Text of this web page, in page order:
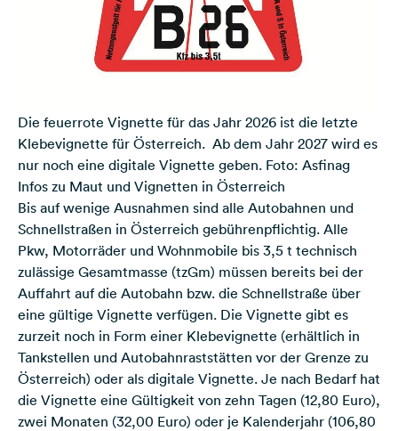
Die feuerrote Vignette für das Jahr 2026 ist die letzte
Klebevignette für Österreich. Ab dem Jahr 2027 wird es
nur noch eine digitale Vignette geben. Foto: Asfinag
Infos zu Maut und Vignetten in Österreich
Bis auf wenige Ausnahmen sind alle Autobahnen und
Schnellstraßen in Österreich gebührenpflichtig. Alle
Pkw, Motorräder und Wohnmobile bis 3,5 t technisch
zulässige Gesamtmasse (tzGm) müssen bereits bei der
Auffahrt auf die Autobahn bzw. die Schnellstraße über
eine gültige Vignette verfügen. Die Vignette gibt es
zurzeit noch in Form einer Klebevignette (erhältlich in
Tankstellen und Autobahnraststätten vor der Grenze zu
Österreich) oder als digitale Vignette. Je nach Bedarf hat
die Vignette eine Gültigkeit von zehn Tagen (12,80 Euro),
zwei Monaten (32,00 Euro) oder je Kalenderjahr (106,80